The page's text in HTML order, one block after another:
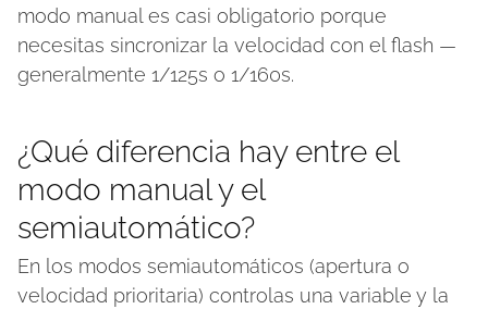
modo manual es casi obligatorio porque
necesitas sincronizar la velocidad con el flash —
generalmente 1/125s o 1/160s.
¿Qué diferencia hay entre el
modo manual y el
semiautomático?
En los modos semiautomáticos (apertura o
velocidad prioritaria) controlas una variable y la